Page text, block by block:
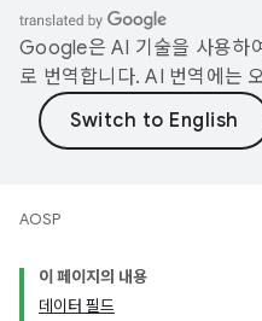
Google은 AI 기술을 사용하
로 번역합니다. AI 번역에는
AOSP
이 페이지의 내용
데이터 필드